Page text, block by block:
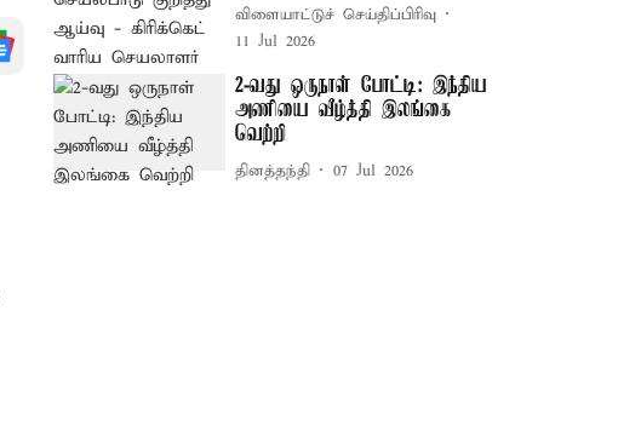
விளையாட்டுச் செய்திப்பிரிவு
11 Jul 2026
2-வது ஒருநாள் போட்டி: இந்திய
அணியை வீழ்த்தி இலங்கை
வெற்றி
தினத்தந்தி 07 Jul 2026